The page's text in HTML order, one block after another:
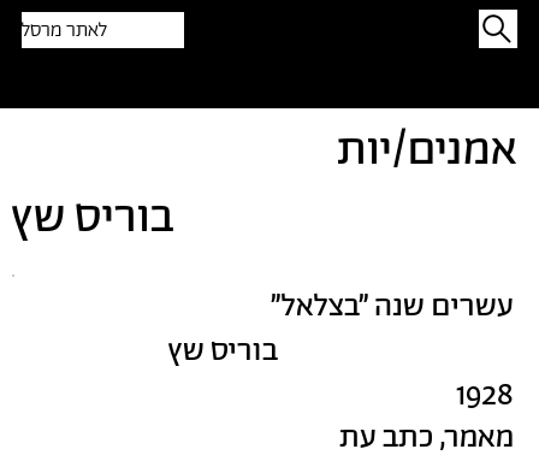
לאתר מרסל
מאמר, כתב עת
עשרים שנה ״בצלאל״
בוריס שץ
1928
בוריס שץ
אמנים/יות